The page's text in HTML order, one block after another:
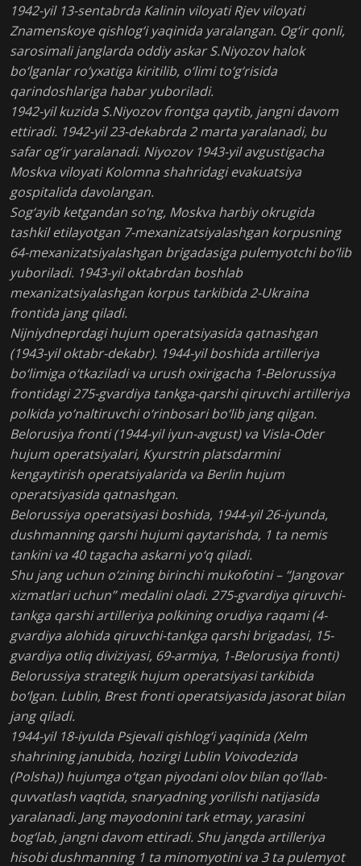
1942-yil 13-sentabrda Kalinin viloyati Rjev viloyati
Znamenskoye qishlog‘i yaqinida yaralangan. Og‘ir qonli,
sarosimali janglarda oddiy askar S.Niyozov halok
bo‘lganlar ro‘yxatiga kiritilib, o‘limi to‘g‘risida
qarindoshlariga habar yuboriladi.
1942-yil kuzida S.Niyozov frontga qaytib, jangni davom
ettiradi. 1942-yil 23-dekabrda 2 marta yaralanadi, bu
safar og‘ir yaralanadi. Niyozov 1943-yil avgustigacha
Moskva viloyati Kolomna shahridagi evakuatsiya
gospitalida davolangan.
Sog‘ayib ketgandan so‘ng, Moskva harbiy okrugida
tashkil etilayotgan 7-mexanizatsiyalashgan korpusning
64-mexanizatsiyalashgan brigadasiga pulemyotchi bo‘lib
yuboriladi. 1943-yil oktabrdan boshlab
mexanizatsiyalashgan korpus tarkibida 2-Ukraina
frontida jang qiladi.
Nijniydneprdagi hujum operatsiyasida qatnashgan
(1943-yil oktabr-dekabr). 1944-yil boshida artilleriya
bo‘limiga o‘tkaziladi va urush oxirigacha 1-Belorussiya
frontidagi 275-gvardiya tankga-qarshi qiruvchi artilleriya
polkida yo’naltiruvchi o‘rinbosari bo‘lib jang qilgan.
Belorusiya fronti (1944-yil iyun-avgust) va Visla-Oder
hujum operatsiyalari, Kyurstrin platsdarmini
kengaytirish operatsiyalarida va Berlin hujum
operatsiyasida qatnashgan.
Belorussiya operatsiyasi boshida, 1944-yil 26-iyunda,
dushmanning qarshi hujumi qaytarishda, 1 ta nemis
tankini va 40 tagacha askarni yo‘q qiladi.
Shu jang uchun o‘zining birinchi mukofotini – “Jangovar
xizmatlari uchun” medalini oladi. 275-gvardiya qiruvchi-
tankga qarshi artilleriya polkining orudiya raqami (4-
gvardiya alohida qiruvchi-tankga qarshi brigadasi, 15-
gvardiya otliq diviziyasi, 69-armiya, 1-Belorusiya fronti)
Belorussiya strategik hujum operatsiyasi tarkibida
bo‘lgan. Lublin, Brest fronti operatsiyasida jasorat bilan
jang qiladi.
1944-yil 18-iyulda Psjevali qishlog‘i yaqinida (Xelm
shahrining janubida, hozirgi Lublin Voivodezida
(Polsha)) hujumga o‘tgan piyodani olov bilan qo‘llab-
quvvatlash vaqtida, snaryadning yorilishi natijasida
yaralanadi. Jang mayodonini tark etmay, yarasini
bog‘lab, jangni davom ettiradi. Shu jangda artilleriya
hisobi dushmanning 1 ta minomyotini va 3 ta pulemyot